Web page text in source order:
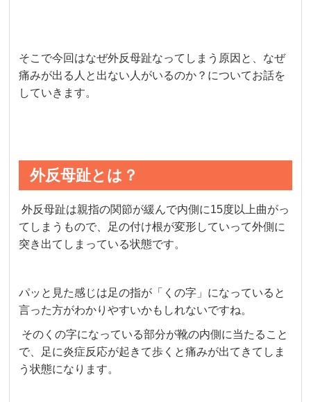
そこで今回はなぜ外反母趾なってしまう原因と、なぜ
痛みが出る人と出ない人がいるのか？についてお話を
していきます。
外反母趾とは？
外反母趾は親指の関節が緩んで内側に15度以上曲がっ
てしまうもので、足の付け根が変形していって外側に
突き出てしまっている状態です。
パッと見た感じは足の指が「くの字」になっていると
言った方がわかりやすいかもしれないですね。
そのくの字になっている部分が靴の内側に当たること
で、足に炎症反応が起きて歩くと痛みが出てきてしま
う状態になります。